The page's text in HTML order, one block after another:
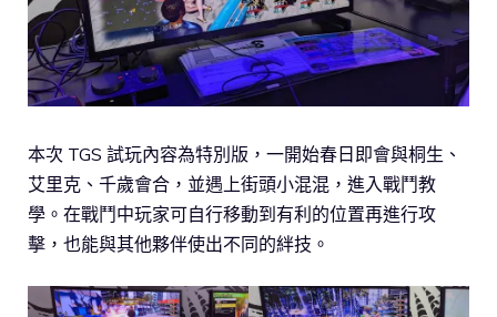
本次 TGS 試玩內容為特別版，一開始春日即會與桐生、
艾里克、千歲會合，並遇上街頭小混混，進入戰鬥教
學。在戰鬥中玩家可自行移動到有利的位置再進行攻
擊，也能與其他夥伴使出不同的絆技。